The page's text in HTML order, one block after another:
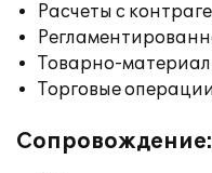
Расчеты с
Товарно-
Торговые операции
Сопровождение: